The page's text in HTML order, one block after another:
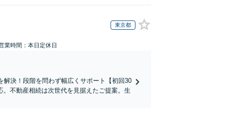
東京都
業時間：本日定休日
解決！段階を問わず幅広くサポート【初回30
不動産相続は次世代を見据えたご提案。生